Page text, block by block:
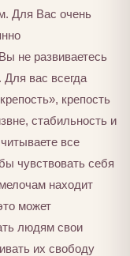
Для Вас очень
не развиваетесь
вас всегда
крепость
стабильность и
все
чувствовать себя
находит
может
людям свои
их свободу